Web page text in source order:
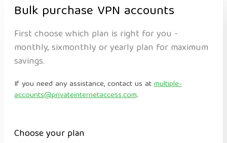
Bulk purchase VPN accounts
First choose which plan is right for you -
monthly, sixmonthly or yearly plan for maximum
savings.
If you need any assistance, contact us atmultiple-
accounts@privateinternetaccess.com.
Choose your plan